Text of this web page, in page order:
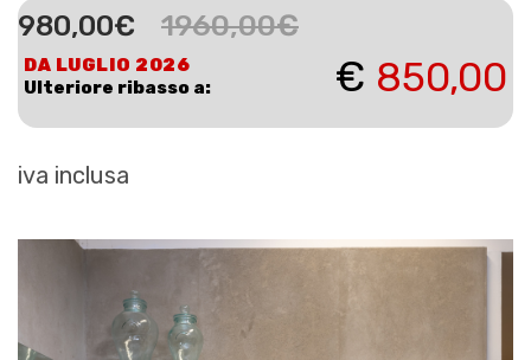
980,00€ 1960,00€
DA LUGLIO 2026
Ulteriore ribasso a:
€ 850,00
iva inclusa